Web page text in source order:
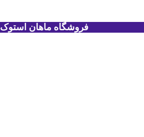
فروشگاه ماهان استوک